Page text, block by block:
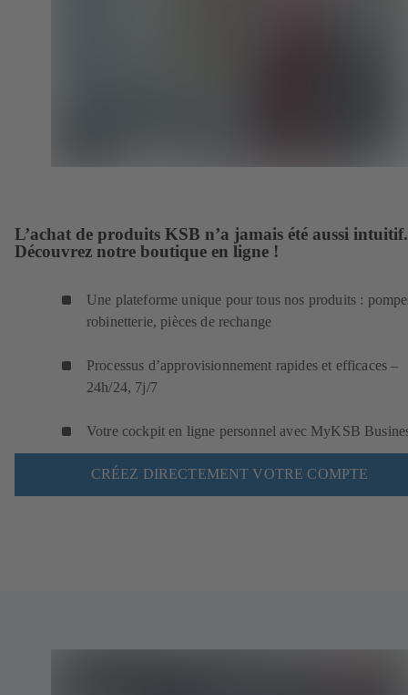
L’achat de produits KSB n’a jamais été aussi intuitif.
Découvrez notre boutique en ligne !
Une plateforme unique pour tous nos produits :
robinetterie, pièces de rechange
Processus d’approvisionnement rapides et efficaces –
24h/24, 7j/7
Votre cockpit en ligne personnel avec MyKSB
CRÉEZ DIRECTEMENT VOTRE COMPTE